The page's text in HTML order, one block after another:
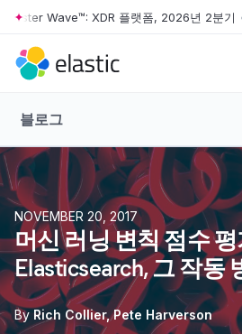
Skip to main content
Wave™: XDR 플랫폼, 2026년 2분기 •
블로그
NOVEMBER 20, 2017
머신 러닝 변칙 점수
Elasticsearch, 그 작동
By Rich Collier Pete Harverson